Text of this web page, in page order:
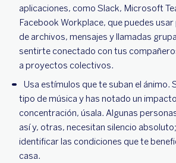
aplicaciones, como Slack, Microsoft
Facebook Workplace, que puedes
de archivos, mensajes y llamadas
sentirte conectado con tus
a proyectos colectivos.
Usa estímulos que te suban el ánimo.
tipo de música y has notado un
concentración, úsala. Algunas
así y, otras, necesitan silencio
identificar las condiciones que te
casa.